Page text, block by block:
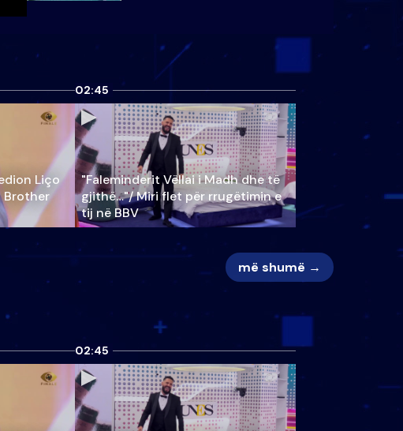
Liço
Brother
02:45
"Faleminderit Vëllai i Madh dhe të
gjithë…"/ Miri flet për rrugëtimin e
tij në BBV
më shumë →
02:45